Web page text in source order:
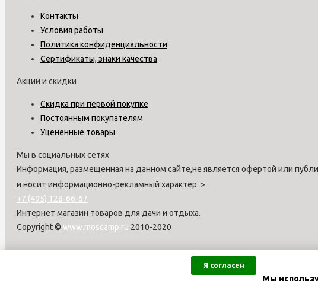
Я согласен
Мы
Контакты
Условия работы
Политика конфиденциальности
Сертификаты, знаки качества
Акции и скидки
Скидка при первой покупке
Постоянным покупателям
Уцененные товары
Мы в социальных сетях
Информация, размещенная на данном сайте,не является офертой или
и носит информационно-рекламный характер. >
+7 (495) 128-66-67
Интернет магазин товаров для дачи и отдыха.
Copyright © www.moscamp.ru 2010-2020